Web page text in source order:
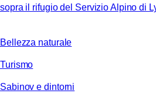
sopra il rifugio del Servizio Alpino di
Bellezza naturale
Turismo
Sabinov e dintorni